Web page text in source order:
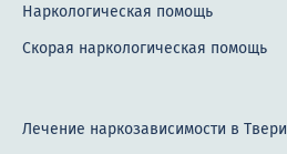
Наркологическая помощь
Скорая наркологическая помощь
Лечение наркозависимости в Твери